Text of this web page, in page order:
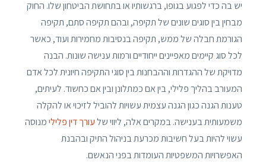
יש בה כדי לפגוע בגופו, ברגשותיו או בתחושת הביטחון שלו. החוק
מבחין בין סוגים שונים של תקיפה, ובהם תקיפה סתם, תקיפה
הגורמת חבלה של ממש, תקיפה בנסיבות מחמירות ועוד, כאשר
לכל סוג קיימים מאפיינים ייחודיים ורמות ענישה שונות. הבנה
מדויקת של ההגדרות וההבחנות בין סוגי התקיפה חיונית לכל אדם
המעורב בהליך פלילי, בין אם כמתלונן ובין אם כחשוד. לעיתים,
טענות הגנה כגון הגנה עצמית עשויות להוביל לזיכוי או להקלה
משמעותית בענישה. במקרים אלה, ליווי שלעורך דין פלילימנוסה
עשוי להיות בעל חשיבות מכרעת בניהול התיק ובהבנת
האפשרויות המשפטיות העומדות בפני הנאשם.